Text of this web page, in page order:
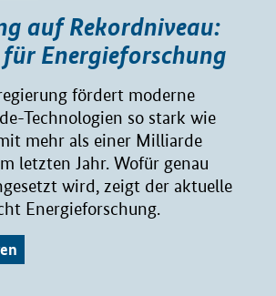
auf Rekordniveau:
Energieforschung
fördert moderne
Technologien so stark wie
mehr als einer Milliarde
letzten Jahr. Wofür genau
wird, zeigt der aktuelle
Energieforschung.